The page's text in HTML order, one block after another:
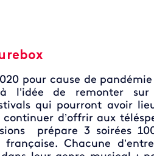
pour cause de
à l’idée de remonter
qui pourront avoir
d’offrir aux
prépare 3 soirées
Chacune